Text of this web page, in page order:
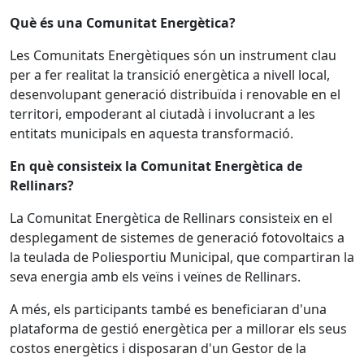
Què és una Comunitat Energètica?
Les Comunitats Energètiques són un instrument clau
per a fer realitat la transició energètica a nivell local,
desenvolupant generació distribuïda i renovable en el
territori, empoderant al ciutadà i involucrant a les
entitats municipals en aquesta transformació.
En què consisteix la Comunitat Energètica de
Rellinars?
La Comunitat Energètica de Rellinars consisteix en el
desplegament de sistemes de generació fotovoltaics a
la teulada de Poliesportiu Municipal, que compartiran la
seva energia amb els veïns i veïnes de Rellinars.
A més, els participants també es beneficiaran d'una
plataforma de gestió energètica per a millorar els seus
costos energètics i disposaran d'un Gestor de la